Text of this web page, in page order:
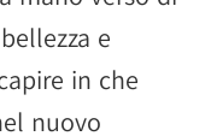
e
in che
nuovo